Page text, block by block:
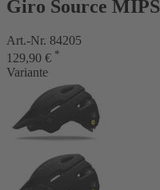
Giro Source MIPS
Art.-Nr. 84205
129,90 € *
Variante